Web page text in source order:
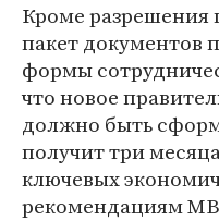
Кроме
пакет документов
формы
что новое
должно быть
получит три
ключевых
рекомендациям